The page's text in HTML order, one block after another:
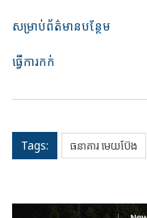
សម្រាប់ព័ត៌មានបន្ថែម
ធ្វើការកក់
Tags: ធនាគារ មេយប៊ែង